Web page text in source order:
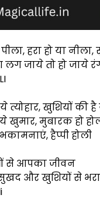
हरा हो या नीला,
जाये तो हो जाये
त्योहार, खुशियों की
खुमार, मुबारक हो
हैप्पी होली
से आपका जीवन
और खुशियों से भरा